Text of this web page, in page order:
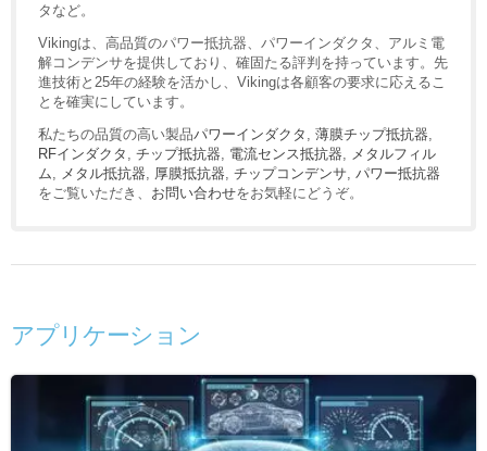
タなど。
Vikingは、高品質のパワー抵抗器、パワーインダクタ、アルミ電
解コンデンサを提供しており、確固たる評判を持っています。先
進技術と25年の経験を活かし、Vikingは各顧客の要求に応えるこ
とを確実にしています。
私たちの品質の高い製品パワーインダクタ 薄膜チップ抵抗器
RFインダクタ
チップ抵抗器 電流センス抵抗器
メタルフィル
ム
メタル抵抗器 厚膜抵抗器 チップコンデンサ パワー抵抗器
をご覧いただき、 お問い合わせをお気軽にどうぞ。
アプリケーション